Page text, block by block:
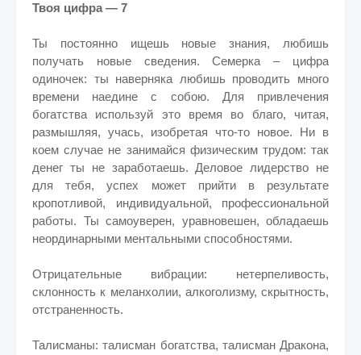
Твоя цифра — 7
Ты постоянно ищешь новые знания, любишь
получать новые сведения. Семерка – цифра
одиночек: ты наверняка любишь проводить много
времени наедине с собою. Для привлечения
богатства используй это время во благо, читая,
размышляя, учась, изобретая что-то новое. Ни в
коем случае не занимайся физическим трудом: так
денег ты не заработаешь. Деловое лидерство не
для тебя, успех может прийти в результате
кропотливой, индивидуальной, профессиональной
работы. Ты самоуверен, уравновешен, обладаешь
неординарными ментальными способностями.
Отрицательные вибрации: нетерпеливость,
склонность к меланхолии, алкоголизму, скрытность,
отстраненность.
Талисманы: талисман богатства, талисман Дракона,